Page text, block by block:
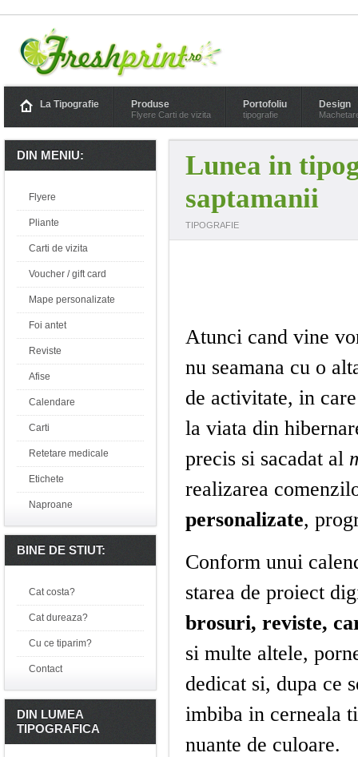
La Tipografie Produse
Flyere Carti de vizita
Portofoliu
tipografie
Design
Lunea in
saptamanii
TIPOGRAFIE
Atunci cand vine
nu seamana cu o
de activitate, in
la viata din
precis si sacadat al
realizarea
personalizate,
Conform unui
starea de proiect
brosuri, reviste,
si multe altele,
dedicat si, dupa ce
imbiba in cerneala
nuante de culoare.
DIN MENIU:
Flyere
Pliante
Carti de vizita
Voucher / gift card
Mape personalizate
Foi antet
Reviste
Afise
Calendare
Carti
Retetare medicale
Etichete
Naproane
BINE DE STIUT:
Cat costa?
Cat dureaza?
Cu ce tiparim?
Contact
DIN LUMEA
TIPOGRAFICA